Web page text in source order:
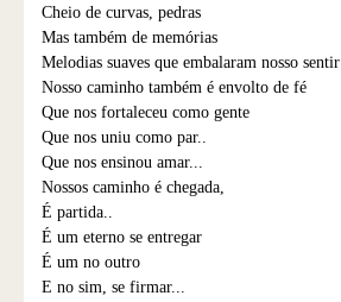
Cheio de curvas, pedras
Mas também de memórias
Melodias suaves que embalaram nosso sentir
Nosso caminho também é envolto de fé
Que nos fortaleceu como gente
Que nos uniu como par..
Que nos ensinou amar...
Nossos caminho é chegada,
É partida..
É um eterno se entregar
É um no outro
E no sim, se firmar...